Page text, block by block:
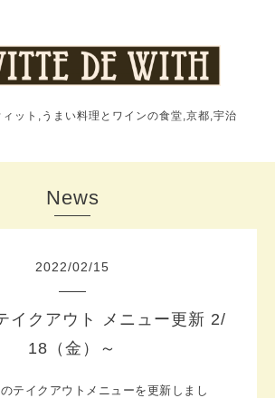
ット,うまい料理とワインの食堂,京都,宇治
News
2022/02/15
イクアウト メニュー更新 2/
18（金）～
テイクアウトメニューを更新しまし